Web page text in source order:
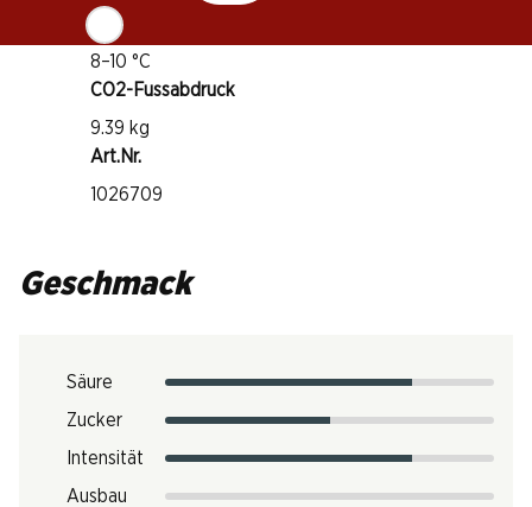
Trinktemperatur
8–10 °C
CO2-Fussabdruck
9.39 kg
Art.Nr.
1026709
Geschmack
Säure
Zucker
Intensität
Ausbau